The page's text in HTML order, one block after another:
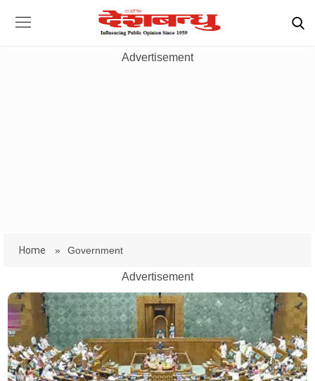
Advertisement
Home » Government
Advertisement